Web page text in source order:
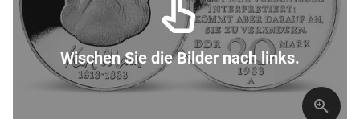
Wischen Sie die Bilder nach links.